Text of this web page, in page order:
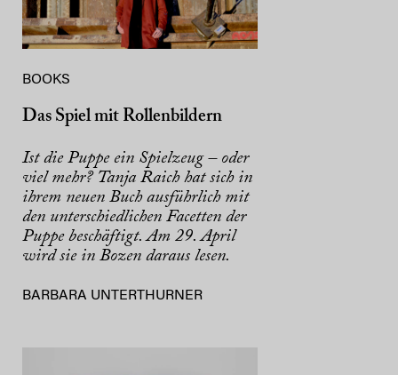
BOOKS
Das Spiel mit Rollenbildern
Ist die Puppe ein Spielzeug – oder
viel mehr? Tanja Raich hat sich in
ihrem neuen Buch ausführlich mit
den unterschiedlichen Facetten der
Puppe beschäftigt. Am 29. April
wird sie in Bozen daraus lesen.
BARBARA UNTERTHURNER